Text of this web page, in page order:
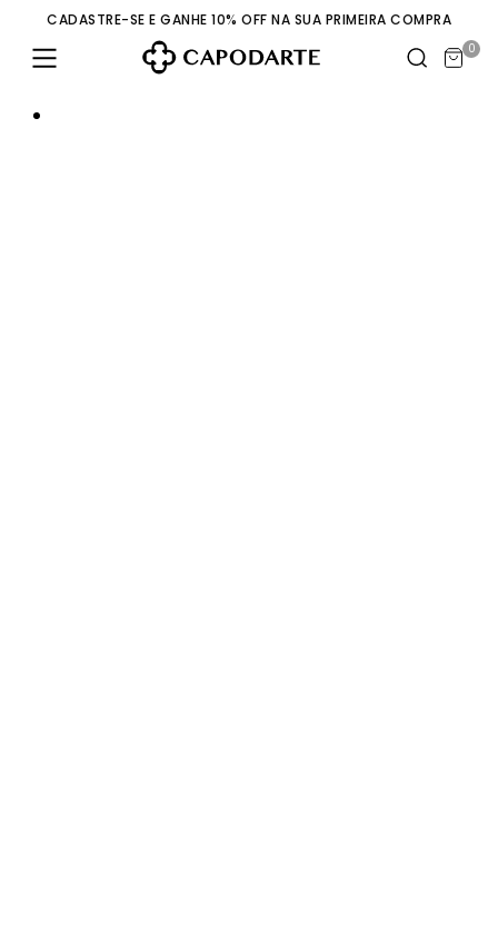
CADASTRE-SE E GANHE 10% OFF NA SUA PRIMEIRA COMPRA
0